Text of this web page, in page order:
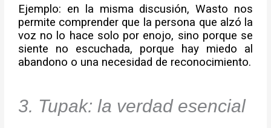
Ejemplo: en la misma discusión, Wasto nos
permite comprender que la persona que alzó la
voz no lo hace solo por enojo, sino porque se
siente no escuchada, porque hay miedo al
abandono o una necesidad de reconocimiento.
3. Tupak: la verdad esencial